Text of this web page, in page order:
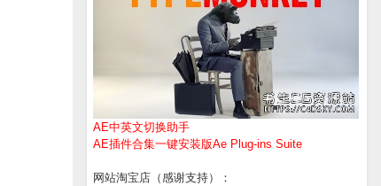
AE中英文切换助手
AE插件合集一键安装版Ae Plug-ins Suite
网站淘宝店（感谢支持）：